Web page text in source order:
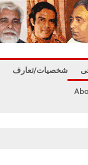
شخصیات/تعارف